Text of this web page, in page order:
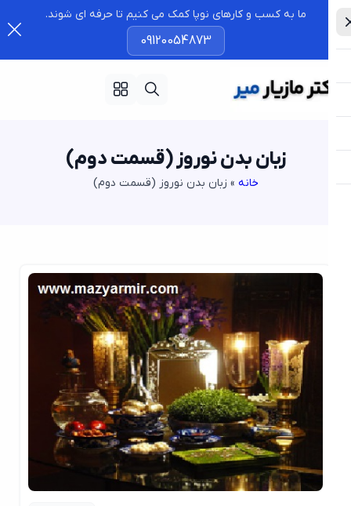
ما به کسب و کارهای نوپا کمک می کنیم تا حرفه ای شوند.
09120054873
زبان بدن نوروز (قسمت دوم)
»زبان بدن نوروز (قسمت دوم)